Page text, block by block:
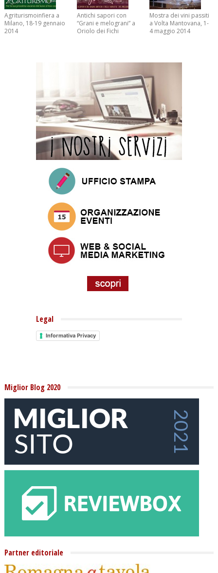
Agriturismoinfiera a
Milano, 18-19 gennaio
2014
Antichi sapori con
“Grani e melograni” a
Oriolo dei Fichi
Mostra dei vini passiti
a Volta Mantovana, 1-
4 maggio 2014
Legal
Informativa Privacy
Miglior Blog 2020
Partner editoriale